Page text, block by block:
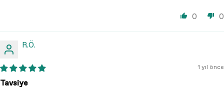
0 0
R.Ö.
1 yıl önce
Tavsiye